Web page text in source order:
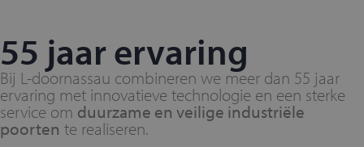
55 jaar ervaring
Bij L-doornassau combineren we meer dan 55 jaar
ervaring met innovatieve technologie en een sterke
service om duurzame en veilige industriële
poorten te realiseren.